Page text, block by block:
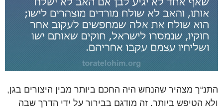
התנ“ך מצהיר שהנחש היה החכם ביותר מבין היצורים בגן,
ולא הטיפש ביותר. זה מודגם בבירור על ידי הדרך שבה